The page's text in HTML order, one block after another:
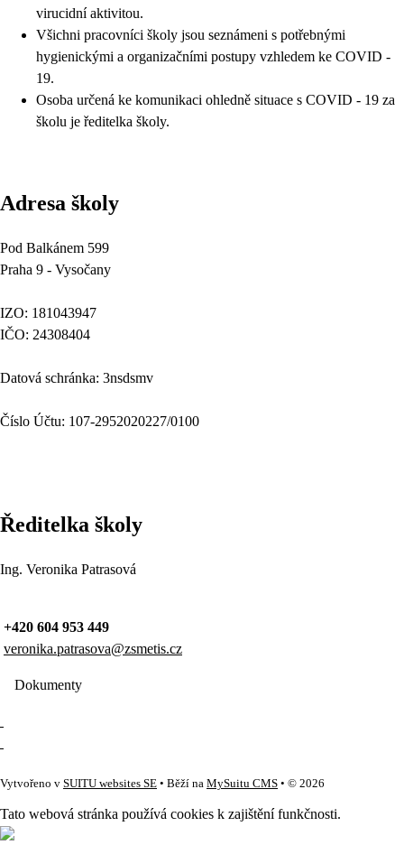
virucidní aktivitou.
Všichni pracovníci školy jsou seznámeni s potřebnými
hygienickými a organizačními postupy vzhledem ke COVID -
19.
Osoba určená ke komunikaci ohledně situace s COVID - 19 za
školu je ředitelka školy.
Adresa školy
Pod Balkánem 599
Praha 9 - Vysočany
IZO: 181043947
IČO: 24308404
Datová schránka: 3nsdsmv
Číslo Účtu: 107-2952020227/0100
Ředitelka školy
Ing. Veronika Patrasová
+420 604 953 449
veronika.patrasova@zsmetis.cz
Dokumenty
Vytvořeno v SUITU websites SE • Běží na MySuitu CMS • © 2026
Tato webová stránka používá cookies k zajištění funkčnosti.